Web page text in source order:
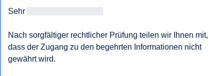
Sehr
Nach sorgfältiger rechtlicher Prüfung teilen wir Ihnen mit,
dass der Zugang zu den begehrten Informationen nicht
gewährt wird.